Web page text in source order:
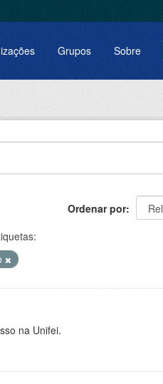
Grupos Sobre
Ordenar por
na Unifei.